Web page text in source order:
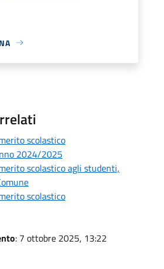
scolastico
2024/2025
scolastico agli studenti,
scolastico
: 7 ottobre 2025, 13:22